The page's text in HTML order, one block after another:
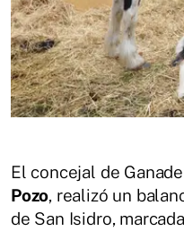
El concejal de
Pozo, realizó un
de San Isidro,